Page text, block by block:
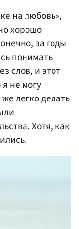
на любовь»,
хорошо
за годы
понимать
слов, и этот
не могу
легко делать
Хотя, как